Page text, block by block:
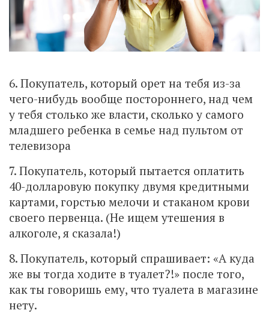
6. Покупатель, который орет на тебя из-за
чего-нибудь вообще постороннего, над чем
у тебя столько же власти, сколько у самого
младшего ребенка в семье над пультом от
телевизора
7. Покупатель, который пытается оплатить
40-долларовую покупку двумя кредитными
картами, горстью мелочи и стаканом крови
своего первенца. (Не ищем утешения в
алкоголе, я сказала!)
8. Покупатель, который спрашивает: «А куда
же вы тогда ходите в туалет?!» после того,
как ты говоришь ему, что туалета в магазине
нету.